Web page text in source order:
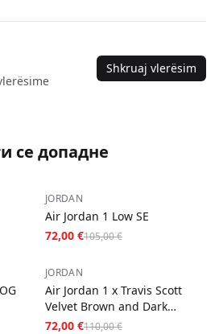
Shkruaj vlerësim
се допадне
−31%
JORDAN
Air Jordan 1 Low SE
72,00 €105,00 €
−35%
JORDAN
Air Jordan 1 x Travis Scott
Velvet Brown and Dark
Mocha
72,00 €110,00 €